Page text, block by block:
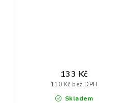
Skladem
110 Kč bez DPH
133 Kč